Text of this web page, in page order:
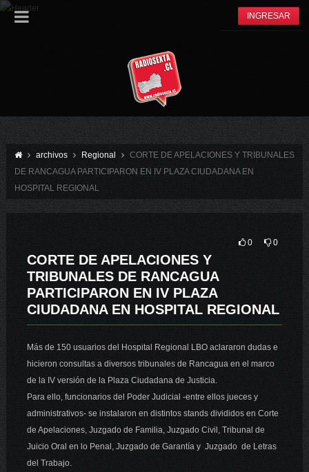
INGRESAR
archivos Regional
CORTE DE APELACIONES Y TRIBUNALES
DE RANCAGUA PARTICIPARON EN IV PLAZA CIUDADANA EN
HOSPITAL REGIONAL
0 0
CORTE DE APELACIONES Y
TRIBUNALES DE RANCAGUA
PARTICIPARON EN IV PLAZA
CIUDADANA EN HOSPITAL REGIONAL
Más de 150 usuarios del Hospital Regional LBO aclararon dudas e
hicieron consultas a diversos tribunales de Rancagua en el marco
de la IV versión de la Plaza Ciudadana de Justicia.
Para ello, funcionarios del Poder Judicial -entre ellos jueces y
administrativos- se instalaron en distintos stands divididos en Corte
de Apelaciones, Juzgado de Familia, Juzgado Civil, Tribunal de
Juicio Oral en lo Penal, Juzgado de Garantía y Juzgado de Letras
del Trabajo.